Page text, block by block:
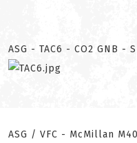
ASG - TAC6 - CO2 GNB -
ASG / VFC - McMillan